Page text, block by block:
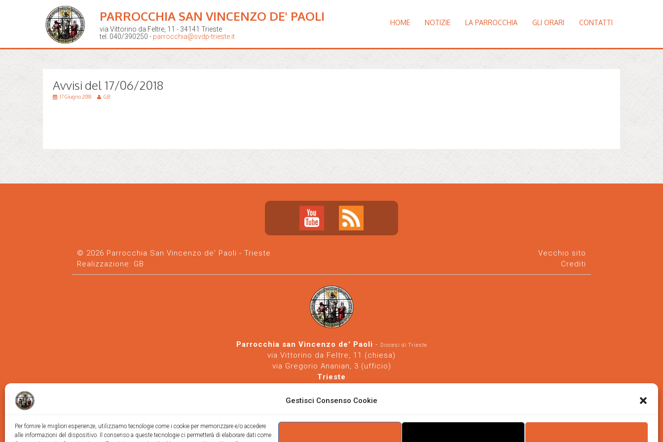
Gestisci Consenso Cookie
Per fornire le migliori esperienze, utilizziamo tecnologie come i cookie per memorizzare e/o accedere
alle informazioni del dispositivo. Il consenso a queste tecnologie ci permetterà di elaborare dati come
PARROCCHIA SAN VINCENZO DE' PAOLI
via Vittorino da Feltre, 11 - 34141 Trieste
tel. 040/390250 - parrocchia@svdp-trieste.it
HOME NOTIZIE LA PARROCCHIA GLI ORARI CONTATTI
Avvisi del 17/06/2018
17 Giugno 2018 GB
© 2026 Parrocchia San Vincenzo de' Paoli - Trieste
Realizzazione: GB
Vecchio sito
Crediti
Parrocchia san Vincenzo de' Paoli - Diocesi di Trieste
via Vittorino da Feltre, 11 (chiesa)
via Gregorio Ananian, 3 (ufficio)
Trieste
https://www.svdp-trieste.it-parrocchia@svdp-trieste.it
Informativa privacy-Informativa cookie